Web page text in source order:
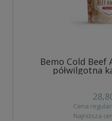
Bemo Cold Beef
półwilgotna
Cena
Najniższa